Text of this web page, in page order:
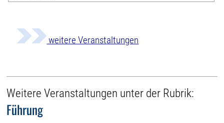
weitere Veranstaltungen
Weitere Veranstaltungen unter der Rubrik:
Führung